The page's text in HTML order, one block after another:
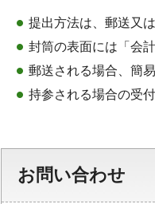
提出方法は、郵送又は
封筒の表面には「会
郵送される場合、簡
持参される場合の受
お問い合わせ